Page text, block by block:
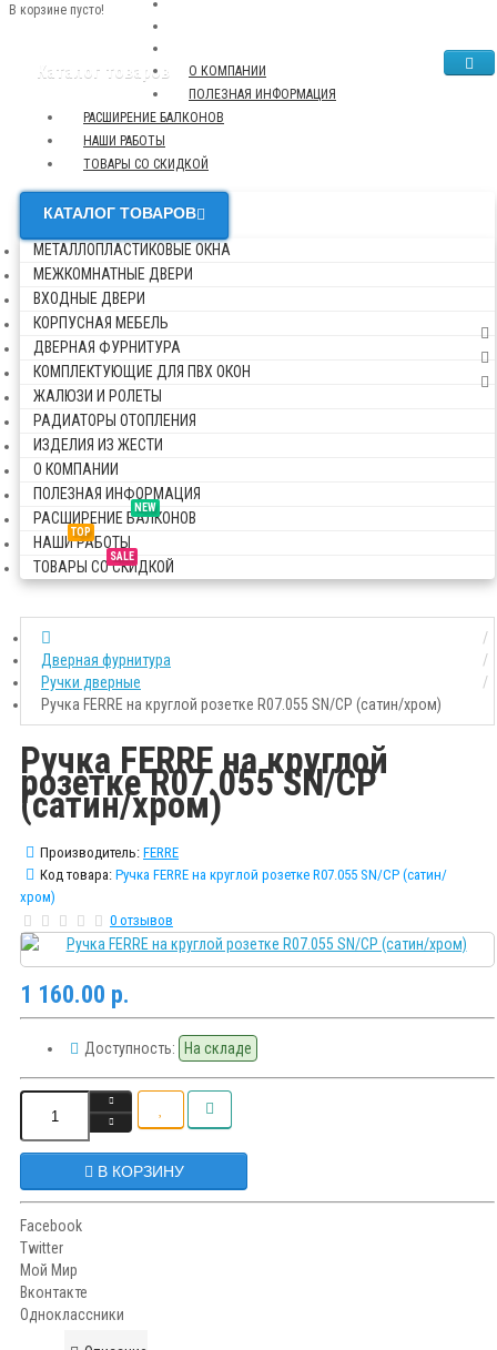
В корзине пусто!
Каталог товаров
О КОМПАНИИ
ПОЛЕЗНАЯ ИНФОРМАЦИЯ
РАСШИРЕНИЕ БАЛКОНОВ
НАШИ РАБОТЫ
ТОВАРЫ СО СКИДКОЙ
КАТАЛОГ ТОВАРОВ
МЕТАЛЛОПЛАСТИКОВЫЕ ОКНА
МЕЖКОМНАТНЫЕ ДВЕРИ
ВХОДНЫЕ ДВЕРИ
КОРПУСНАЯ МЕБЕЛЬ
ДВЕРНАЯ ФУРНИТУРА
КОМПЛЕКТУЮЩИЕ ДЛЯ ПВХ ОКОН
ЖАЛЮЗИ И РОЛЕТЫ
РАДИАТОРЫ ОТОПЛЕНИЯ
ИЗДЕЛИЯ ИЗ ЖЕСТИ
О КОМПАНИИ
ПОЛЕЗНАЯ ИНФОРМАЦИЯ
NEW
РАСШИРЕНИЕ БАЛКОНОВ
TOP
НАШИ РАБОТЫ
SALE
ТОВАРЫ СО СКИДКОЙ
Дверная фурнитура
Ручки дверные
Ручка FERRE на круглой розетке R07.055 SN/CP (сатин/хром)
Ручка FERRE на круглой
розетке R07.055 SN/CP
(сатин/хром)
Производитель: FERRE
Код товара: Ручка FERRE на круглой розетке R07.055 SN/CP (сатин/
хром)
0 отзывов
1 160.00 р.
Доступность: На складе
В КОРЗИНУ
Facebook
Twitter
Мой Мир
Вконтакте
Одноклассники